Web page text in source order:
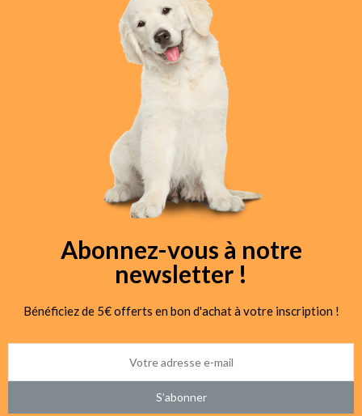
Abonnez-vous à notre
newsletter !
Bénéficiez de 5€ offerts en bon d'achat à votre inscription !
S’abonner